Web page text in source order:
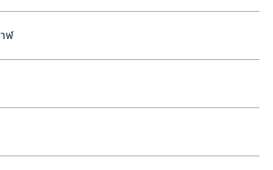
ฬ